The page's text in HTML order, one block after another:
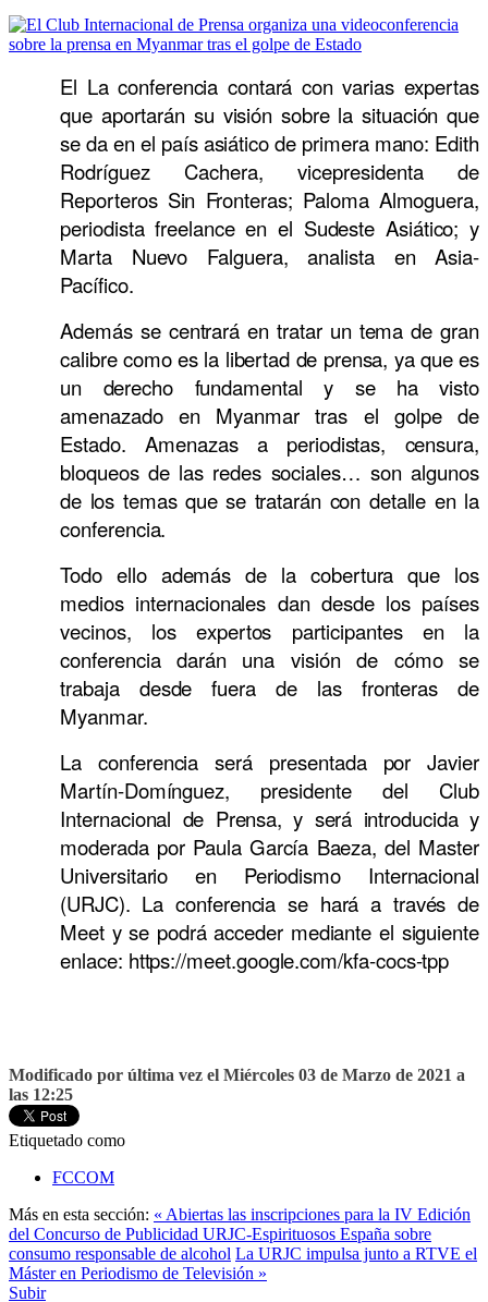
El La conferencia contará con varias expertas
que aportarán su visión sobre la situación que
se da en el país asiático de primera mano: Edith
Rodríguez Cachera, vicepresidenta de
Reporteros Sin Fronteras; Paloma Almoguera,
periodista freelance en el Sudeste Asiático; y
Marta Nuevo Falguera, analista en Asia-
Pacífico.
Además se centrará en tratar un tema de gran
calibre como es la libertad de prensa, ya que es
un derecho fundamental y se ha visto
amenazado en Myanmar tras el golpe de
Estado. Amenazas a periodistas, censura,
bloqueos de las redes sociales… son algunos
de los temas que se tratarán con detalle en la
conferencia.
Todo ello además de la cobertura que los
medios internacionales dan desde los países
vecinos, los expertos participantes en la
conferencia darán una visión de cómo se
trabaja desde fuera de las fronteras de
Myanmar.
La conferencia será presentada por Javier
Martín-Domínguez, presidente del Club
Internacional de Prensa, y será introducida y
moderada por Paula García Baeza, del Master
Universitario en Periodismo Internacional
(URJC). La conferencia se hará a través de
Meet y se podrá acceder mediante el siguiente
enlace: https://meet.google.com/kfa-cocs-tpp
Modificado por última vez el Miércoles 03 de Marzo de 2021 a
las 12:25
Etiquetado como
FCCOM
Más en esta sección: « Abiertas las inscripciones para la IV Edición
del Concurso de Publicidad URJC-Espirituosos España sobre
consumo responsable de alcohol La URJC impulsa junto a RTVE el
Máster en Periodismo de Televisión »
Subir